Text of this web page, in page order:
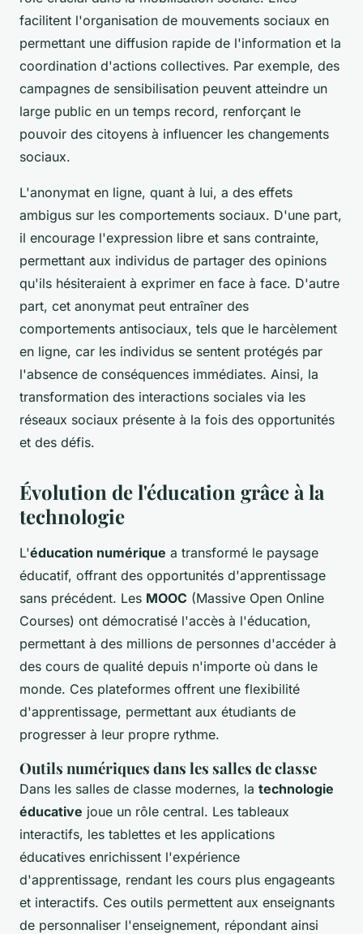
facilitent l'organisation de mouvements sociaux en
permettant une diffusion rapide de l'information et la
coordination d'actions collectives. Par exemple, des
campagnes de sensibilisation peuvent atteindre un
large public en un temps record, renforçant le
pouvoir des citoyens à influencer les changements
sociaux.
L'anonymat en ligne, quant à lui, a des effets
ambigus sur les comportements sociaux. D'une part,
il encourage l'expression libre et sans contrainte,
permettant aux individus de partager des opinions
qu'ils hésiteraient à exprimer en face à face. D'autre
part, cet anonymat peut entraîner des
comportements antisociaux, tels que le harcèlement
en ligne, car les individus se sentent protégés par
l'absence de conséquences immédiates. Ainsi, la
transformation des interactions sociales via les
réseaux sociaux présente à la fois des opportunités
et des défis.
Évolution de l'éducation grâce à la
technologie
L'éducation numérique a transformé le paysage
éducatif, offrant des opportunités d'apprentissage
sans précédent. Les MOOC (Massive Open Online
Courses) ont démocratisé l'accès à l'éducation,
permettant à des millions de personnes d'accéder à
des cours de qualité depuis n'importe où dans le
monde. Ces plateformes offrent une flexibilité
d'apprentissage, permettant aux étudiants de
progresser à leur propre rythme.
Outils numériques dans les salles de classe
Dans les salles de classe modernes, la technologie
éducative joue un rôle central. Les tableaux
interactifs, les tablettes et les applications
éducatives enrichissent l'expérience
d'apprentissage, rendant les cours plus engageants
et interactifs. Ces outils permettent aux enseignants
de personnaliser l'enseignement, répondant ainsi